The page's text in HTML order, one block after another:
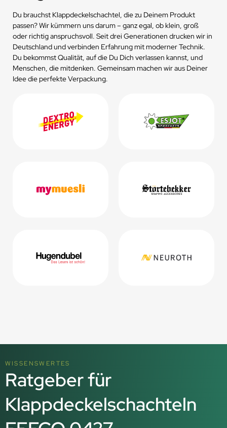
Du brauchst Klappdeckelschachtel, die zu Deinem Produkt
passen? Wir kümmern uns darum – ganz egal, ob klein, groß
oder richtig anspruchsvoll. Seit drei Generationen drucken wir in
Deutschland und verbinden Erfahrung mit moderner Technik.
Du bekommst Qualität, auf die Du Dich verlassen kannst, und
Menschen, die mitdenken. Gemeinsam machen wir aus Deiner
Idee die perfekte Verpackung.
WISSENSWERTES
Ratgeber für
Klappdeckelschachteln